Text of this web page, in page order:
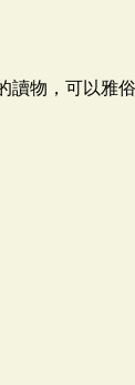
物，可以雅